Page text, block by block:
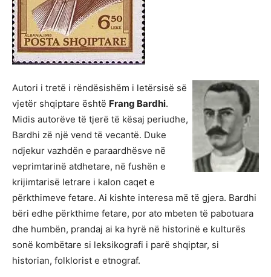
Autori i tretë i rëndësishëm i letërsisë së
vjetër shqiptare është Frang Bardhi.
Midis autorëve të tjerë të kësaj periudhe,
Bardhi zë një vend të vecantë. Duke
ndjekur vazhdën e paraardhësve në
veprimtarinë atdhetare, në fushën e
krijimtarisë letrare i kalon caqet e
përkthimeve fetare. Ai kishte interesa më të gjera. Bardhi
bëri edhe përkthime fetare, por ato mbeten të pabotuara
dhe humbën, prandaj ai ka hyrë në historinë e kulturës
sonë kombëtare si leksikografi i parë shqiptar, si
historian, folklorist e etnograf.